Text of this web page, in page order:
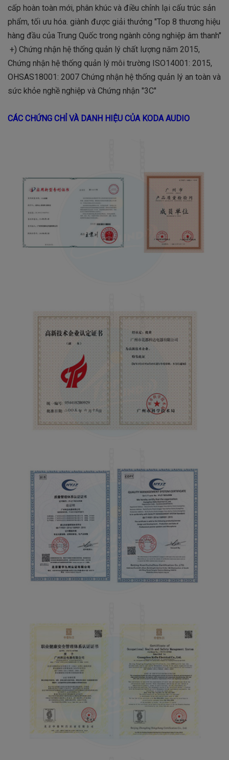
cấp hoàn toàn mới, phân khúc và điều chỉnh lại cấu trúc sản
phẩm, tối ưu hóa. giành được giải thưởng "Top 8 thương hiệu
hàng đầu của Trung Quốc trong ngành công nghiệp âm thanh"
+) Chứng nhận hệ thống quản lý chất lượng năm 2015,
Chứng nhận hệ thống quản lý môi trường ISO14001: 2015,
OHSAS18001: 2007 Chứng nhận hệ thống quản lý an toàn và
sức khỏe nghề nghiệp và Chứng nhận "3C"
CÁC CHỨNG CHỈ VÀ DANH HIỆU CỦA KODA AUDIO